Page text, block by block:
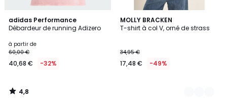
adidas Performance
Débardeur de running Adizero
à partir de
60,00 €
40,68 € -32%
4,8
/ 5
4,8
/
MOLLY BRACKEN
T-shirt à col V, orné de strass
34,95 €
17,48 € -49%
3
Couleurs